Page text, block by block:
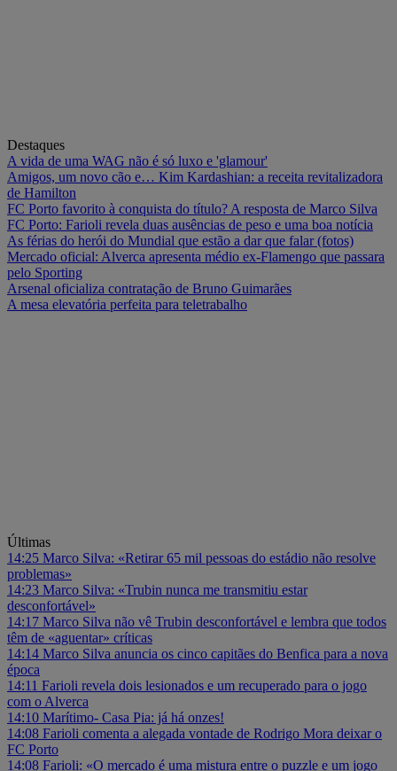
Destaques
A vida de uma WAG não é só luxo e 'glamour'
Amigos, um novo cão e… Kim Kardashian: a receita revitalizadora
de Hamilton
FC Porto favorito à conquista do título? A resposta de Marco Silva
FC Porto: Farioli revela duas ausências de peso e uma boa notícia
As férias do herói do Mundial que estão a dar que falar (fotos)
Mercado oficial: Alverca apresenta médio ex-Flamengo que passara
pelo Sporting
Arsenal oficializa contratação de Bruno Guimarães
A mesa elevatória perfeita para teletrabalho
Últimas
14:25 Marco Silva: «Retirar 65 mil pessoas do estádio não resolve
problemas»
14:23 Marco Silva: «Trubin nunca me transmitiu estar
desconfortável»
14:17 Marco Silva não vê Trubin desconfortável e lembra que todos
têm de «aguentar» críticas
14:14 Marco Silva anuncia os cinco capitães do Benfica para a nova
época
14:11 Farioli revela dois lesionados e um recuperado para o jogo
com o Alverca
14:10 Marítimo- Casa Pia: já há onzes!
14:08 Farioli comenta a alegada vontade de Rodrigo Mora deixar o
FC Porto
14:08 Farioli: «O mercado é uma mistura entre o puzzle e um jogo